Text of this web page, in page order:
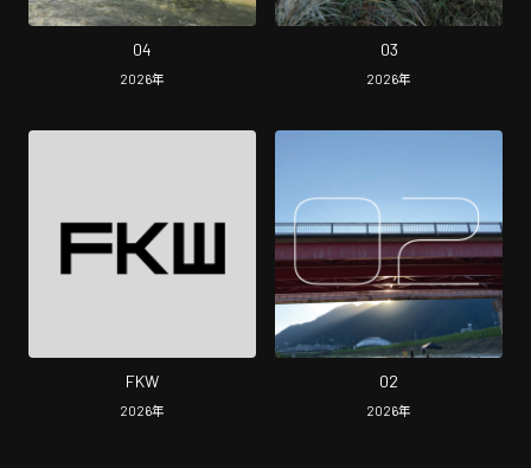
04
2026年
03
2026年
FKW
2026年
02
2026年